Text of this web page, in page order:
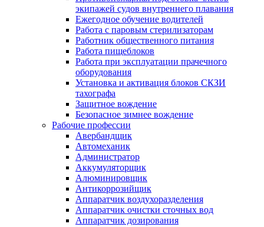
экипажей судов внутреннего плавания
Ежегодное обучение водителей
Работа с паровым стерилизаторам
Работник общественного питания
Работа пищеблоков
Работа при эксплуатации прачечного
оборудования
Установка и активация блоков СКЗИ
тахографа
Защитное вождение
Безопасное зимнее вождение
Рабочие профессии
Авербандщик
Автомеханик
Администратор
Аккумуляторщик
Алюминировщик
Антикоррозийщик
Аппаратчик воздухоразделения
Аппаратчик очистки сточных вод
Аппаратчик дозирования